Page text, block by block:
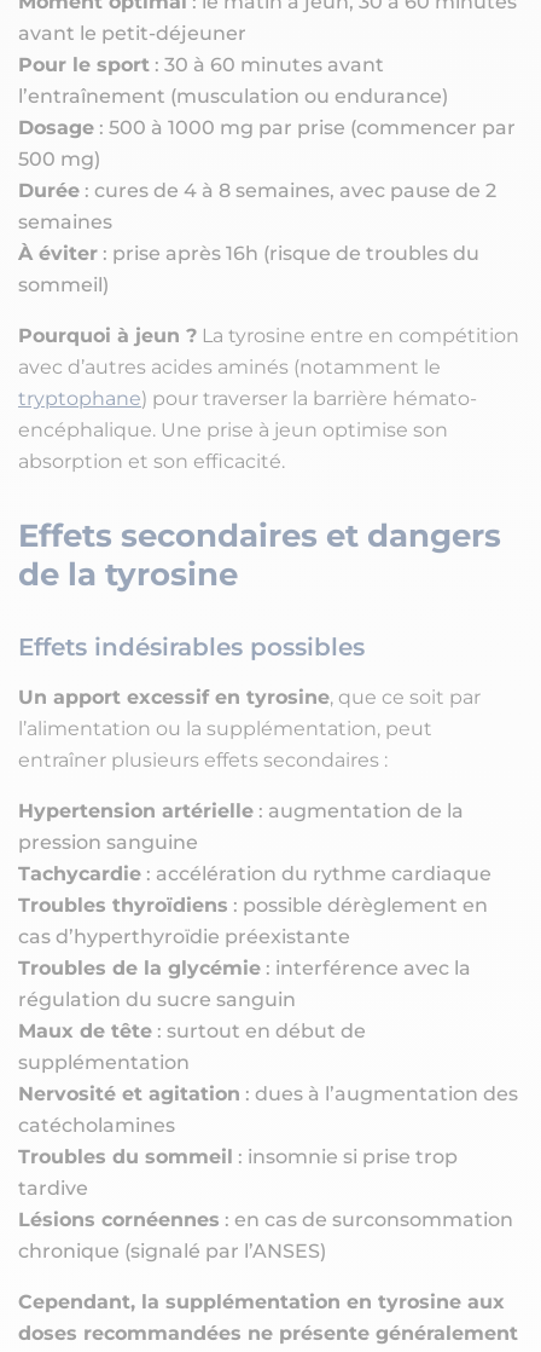
avant le petit-déjeuner
Pour le sport : 30 à 60 minutes avant
l’entraînement (musculation ou endurance)
Dosage : 500 à 1000 mg par prise (commencer par
500 mg)
Durée : cures de 4 à 8 semaines, avec pause de 2
semaines
À éviter : prise après 16h (risque de troubles du
sommeil)
Pourquoi à jeun ? La tyrosine entre en compétition
avec d’autres acides aminés (notamment le
tryptophane) pour traverser la barrière hémato-
encéphalique. Une prise à jeun optimise son
absorption et son efficacité.
Effets secondaires et dangers
de la tyrosine
Effets indésirables possibles
Un apport excessif en tyrosine, que ce soit par
l’alimentation ou la supplémentation, peut
entraîner plusieurs effets secondaires :
Hypertension artérielle : augmentation de la
pression sanguine
Tachycardie : accélération du rythme cardiaque
Troubles thyroïdiens : possible dérèglement en
cas d’hyperthyroïdie préexistante
Troubles de la glycémie : interférence avec la
régulation du sucre sanguin
Maux de tête : surtout en début de
supplémentation
Nervosité et agitation : dues à l’augmentation des
catécholamines
Troubles du sommeil : insomnie si prise trop
tardive
Lésions cornéennes : en cas de surconsommation
chronique (signalé par l’ANSES)
Cependant, la supplémentation en tyrosine aux
doses recommandées ne présente généralement